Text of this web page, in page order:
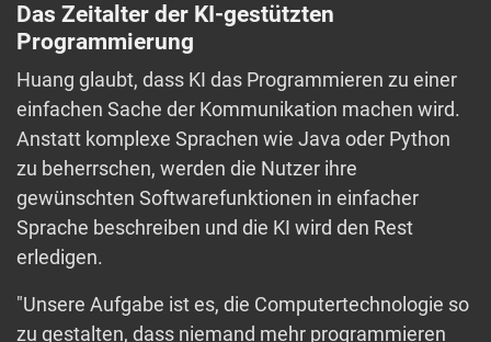
Das Zeitalter der KI-gestützten
Programmierung
Huang glaubt, dass KI das Programmieren zu einer
einfachen Sache der Kommunikation machen wird.
Anstatt komplexe Sprachen wie Java oder Python
zu beherrschen, werden die Nutzer ihre
gewünschten Softwarefunktionen in einfacher
Sprache beschreiben und die KI wird den Rest
erledigen.
"Unsere Aufgabe ist es, die Computertechnologie so
zu gestalten, dass niemand mehr programmieren